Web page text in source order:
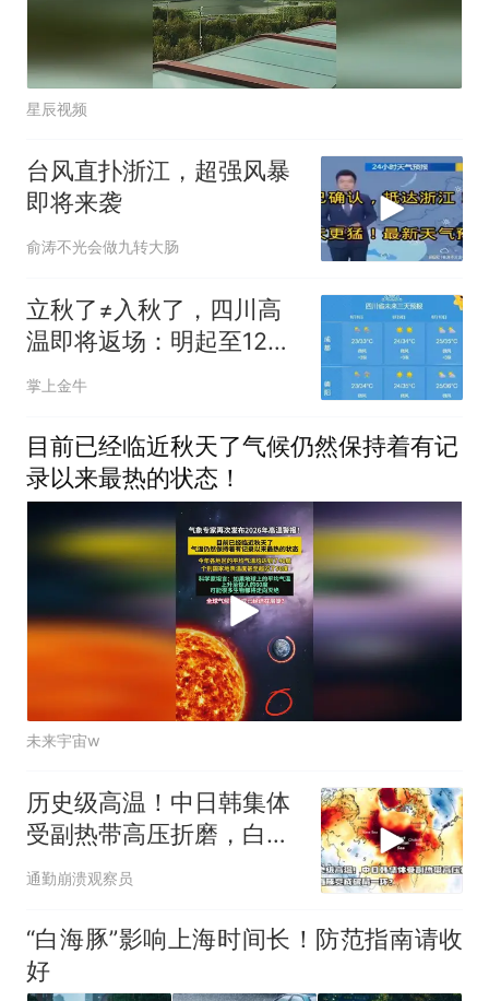
星辰视频
台风直扑浙江，超强风暴
即将来袭
俞涛不光会做九转大肠
立秋了≠入秋了，四川高
温即将返场：明起至12
日，成都、绵阳、巴中、
35℃—37℃
掌上金牛
目前已经临近秋天了气候仍然保持着有记
录以来最热的状态！
未来宇宙w
历史级高温！中日韩集体
受副热带高压折磨，白海
豚竟成破局一环？
通勤崩溃观察员
“白海豚”影响上海时间长！防范指南请收
好